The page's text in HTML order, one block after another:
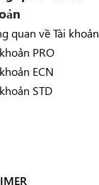
quan về Tài khoản
PRO
ECN
STD